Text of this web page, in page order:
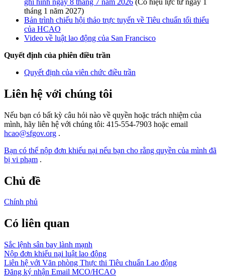
tháng 1 năm 2027)
Bản trình chiếu hội thảo trực tuyến về Tiêu chuẩn tối thiểu
của HCAO
Video về luật lao động của San Francisco
Quyết định của phiên điều trần
Quyết định của viên chức điều trần
Liên hệ với chúng tôi
Nếu bạn có bất kỳ câu hỏi nào về quyền hoặc trách nhiệm của
mình, hãy liên hệ với chúng tôi: 415-554-7903 hoặc email
hcao@sfgov.org .
Bạn có thể nộp đơn khiếu nại nếu bạn cho rằng quyền của mình đã
bị vi phạm .
Chủ đề
Chính phủ
Có liên quan
Sắc lệnh sân bay lành mạnh
Nộp đơn khiếu nại luật lao động
Liên hệ với Văn phòng Thực thi Tiêu chuẩn Lao động
Đăng ký nhận Email MCO/HCAO